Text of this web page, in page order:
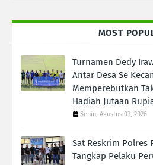
MOST
Turnamen Dedy
Antar Desa Se
Memperebutkan
Hadiah Jutaan
Senin, Agustus 03, 2026
Sat Reskrim Polres
Tangkap Pelaku